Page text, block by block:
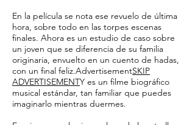
En la película se nota ese revuelo de última
hora, sobre todo en las torpes escenas
finales. Ahora es un estudio de caso sobre
un joven que se diferencia de su familia
originaria, envuelto en un cuento de hadas,
con un final feliz.AdvertisementSKIP
ADVERTISEMENTY es un filme biográfico
musical estándar, tan familiar que puedes
imaginarlo mientras duermes.